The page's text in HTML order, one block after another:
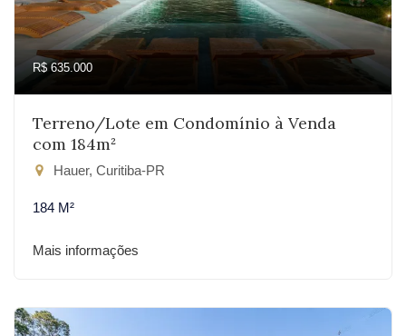
R$ 635.000
Terreno/Lote em Condomínio à Venda
com 184m²
Hauer, Curitiba-PR
184 M²
Mais informações